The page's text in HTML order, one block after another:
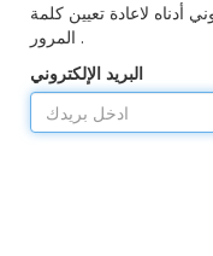
أدناه لاعادة تعيين كلمة
المرور .
البريد الإلكتروني